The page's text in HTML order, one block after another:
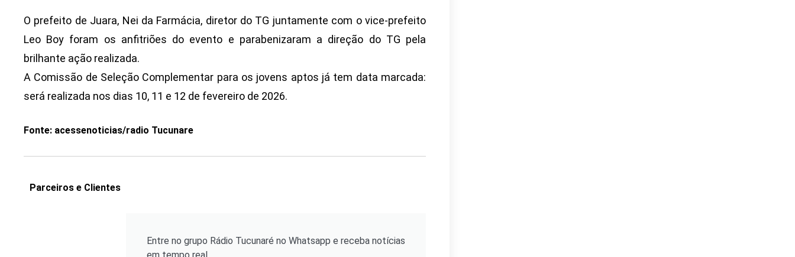
O prefeito de Juara, Nei da Farmácia, diretor do TG juntamente com o vice-prefeito
Leo Boy foram os anfitriões do evento e parabenizaram a direção do TG pela
brilhante ação realizada.
A Comissão de Seleção Complementar para os jovens aptos já tem data marcada:
será realizada nos dias 10, 11 e 12 de fevereiro de 2026.
Fonte: acessenoticias/radio Tucunare
Parceiros e Clientes
Entre no grupo Rádio Tucunaré no Whatsapp e receba notícias